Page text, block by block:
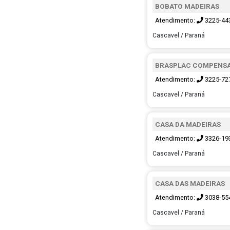
BOBATO MADEIRAS
Atendimento: 3225-
Cascavel / Paraná
BRASPLAC
Atendimento: 3225-
Cascavel / Paraná
CASA DA MADEIRAS
Atendimento: 3326-
Cascavel / Paraná
CASA DAS MADEIRAS
Atendimento: 3038-
Cascavel / Paraná